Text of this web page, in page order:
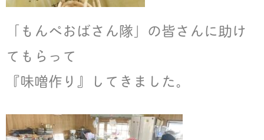
「もんぺおばさん隊」の皆さんに助け
てもらって
『味噌作り』してきました。